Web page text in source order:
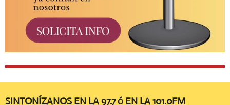
SINTONÍZANOS EN LA 97.7 ó EN LA 101.0FM